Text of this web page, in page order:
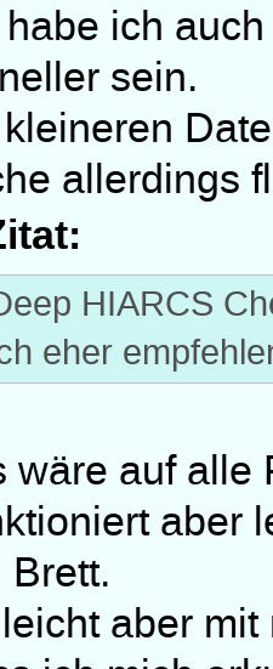
ich
sein.
allerdings
HIARCS
eher
wäre auf alle
aber
Brett.
aber